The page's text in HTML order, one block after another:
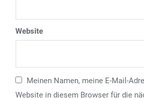
Website
Meinen Namen, meine E-Mail-
Website in diesem Browser für die